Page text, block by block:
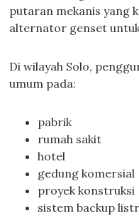
putaran mekanis yang
alternator genset
Di wilayah Solo,
umum pada:
pabrik
rumah sakit
hotel
gedung komersial
proyek konstruksi
sistem backup